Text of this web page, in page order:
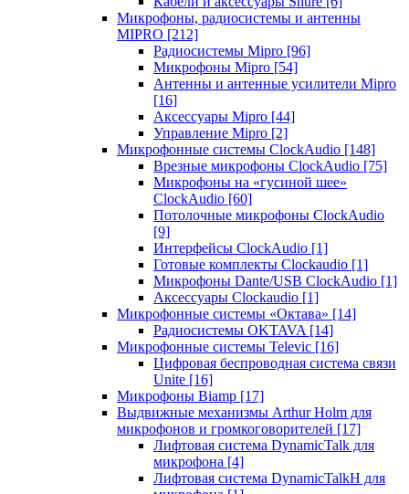
Микрофоны, радиосистемы и антенны
MIPRO [212]
Радиосистемы Mipro [96]
Микрофоны Mipro [54]
Антенны и антенные усилители Mipro
[16]
Аксессуары Mipro [44]
Управление Mipro [2]
Микрофонные системы ClockAudio [148]
Врезные микрофоны ClockAudio [75]
Микрофоны на «гусиной шее»
ClockAudio [60]
Потолочные микрофоны ClockAudio
[9]
Интерфейсы ClockAudio [1]
Готовые комплекты Clockaudio [1]
Микрофоны Dante/USB ClockAudio [1]
Аксессуары Clockaudio [1]
Микрофонные системы «Октава» [14]
Радиосистемы OKTAVA [14]
Микрофонные системы Televic [16]
Цифровая беспроводная система связи
Unite [16]
Микрофоны Biamp [17]
Выдвижные механизмы Arthur Holm для
микрофонов и громкоговорителей [17]
Лифтовая система DynamicTalk для
микрофона [4]
Лифтовая система DynamicTalkH для